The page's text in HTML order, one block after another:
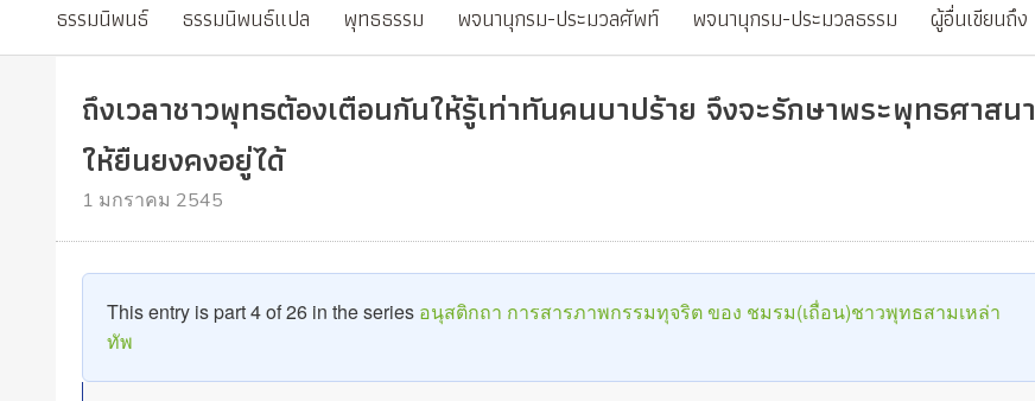
ธรรมนิพนธ์ ธรรมนิพนธ์แปล พุทธธรรม พจนานุกรม-ประมวลศัพท์ พจนานุกรม-ประมวลธรรม ผู้อื่นเขียนถึง
ถึงเวลาชาวพุทธต้องเตือนกันให้รู้เท่าทันคนบาปร้าย จึงจะรักษาพระพุทธศาสนา
ให้ยืนยงคงอยู่ได้
1 มกราคม 2545
This entry is part 4 of 26 in the series อนุสติกถา การสารภาพกรรมทุจริต ของ ชมรม(เถื่อน)ชาวพุทธสามเหล่า
ทัพ